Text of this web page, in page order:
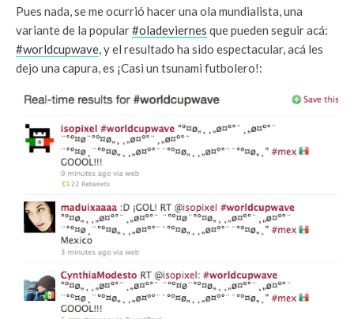
Pues nada, se me ocurrió hacer una ola mundialista, una
variante de la popular#oladeviernes que pueden seguir acá:
#worldcupwave, y el resultado ha sido espectacular, acá les
dejo una capura, es ¡Casi un tsunami futbolero!: